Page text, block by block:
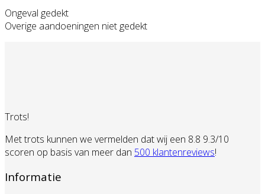
Ongeval gedekt
Overige aandoeningen niet gedekt
Trots!
Met trots kunnen we vermelden dat wij een 8.8 9.3/10
scoren op basis van meer dan 500 klantenreviews!
Informatie